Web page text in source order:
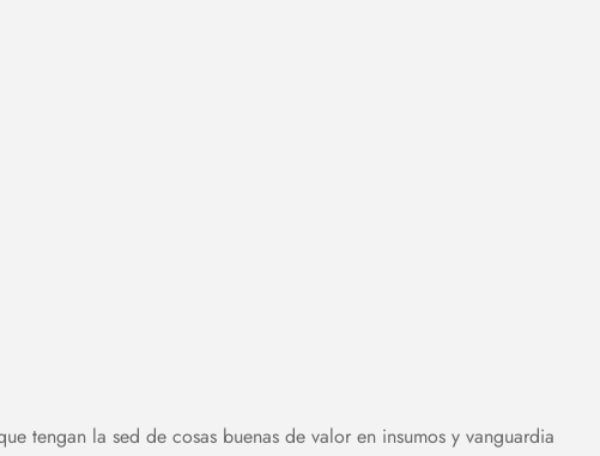
tengan la sed de cosas buenas de valor en insumos y vanguardia